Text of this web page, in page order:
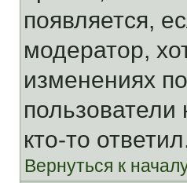
появляется,
модератор,
изменениях
кто-то
Вернуться к